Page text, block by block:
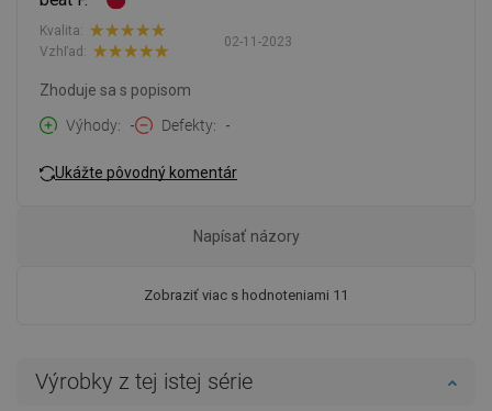
02-11-2023
Kvalita:
Vzhľad:
Zhoduje sa s popisom
Výhody
- Defekty -
Ukážte pôvodný komentár
Zobraziť viac s hodnoteniami 11
Napísať názory
Výrobky z tej istej série